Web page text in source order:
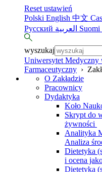
Reset ustawień
Polski English 中文
Русский
Suomi
wyszukaj
Uniwersytet Medyczny
Farmaceutyczny ›
O Zakładzie
Pracownicy
Dydaktyka
Koło
Skrypt do
żywności
Analityka
Analiza
Dietetyka
i ocena
Dietetyka